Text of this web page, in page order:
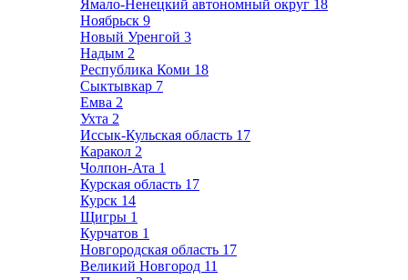
Ямало-Ненецкий автономный округ 18
Ноябрьск 9
Новый Уренгой 3
Надым 2
Республика Коми 18
Сыктывкар 7
Емва 2
Ухта 2
Иссык-Кульская область 17
Каракол 2
Чолпон-Ата 1
Курская область 17
Курск 14
Щигры 1
Курчатов 1
Новгородская область 17
Великий Новгород 11